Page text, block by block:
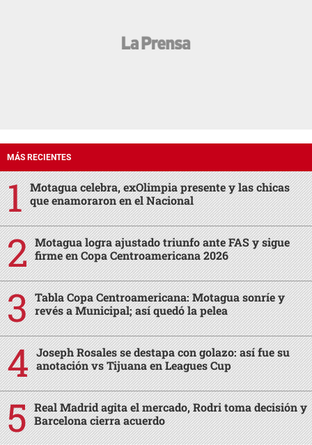
MÁS RECIENTES
Motagua celebra, exOlimpia presente y las chicas
que enamoraron en el Nacional
Motagua logra ajustado triunfo ante FAS y sigue
firme en Copa Centroamericana 2026
Tabla Copa Centroamericana: Motagua sonríe y
revés a Municipal; así quedó la pelea
Joseph Rosales se destapa con golazo: así fue su
anotación vs Tijuana en Leagues Cup
Real Madrid agita el mercado, Rodri toma decisión y
Barcelona cierra acuerdo